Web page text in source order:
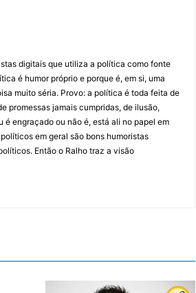
digitais que utiliza a política como fonte
é humor próprio e porque é, em si, uma
muito séria. Provo: a política é toda feita de
promessas jamais cumpridas, de ilusão,
é engraçado ou não é, está ali no papel em
em geral são bons humoristas
Então o Ralho traz a visão